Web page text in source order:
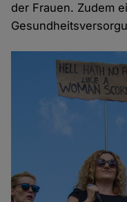
der Frauen. Zudem